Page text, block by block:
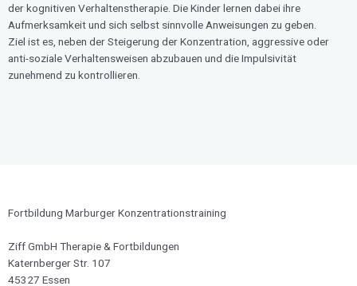
der kognitiven Verhaltenstherapie. Die Kinder lernen dabei ihre
Aufmerksamkeit und sich selbst sinnvolle Anweisungen zu geben.
Ziel ist es, neben der Steigerung der Konzentration, aggressive oder
anti-soziale Verhaltensweisen abzubauen und die Impulsivität
zunehmend zu kontrollieren.
Fortbildung Marburger Konzentrationstraining
Ziff GmbH Therapie & Fortbildungen
Katernberger Str. 107
45327 Essen